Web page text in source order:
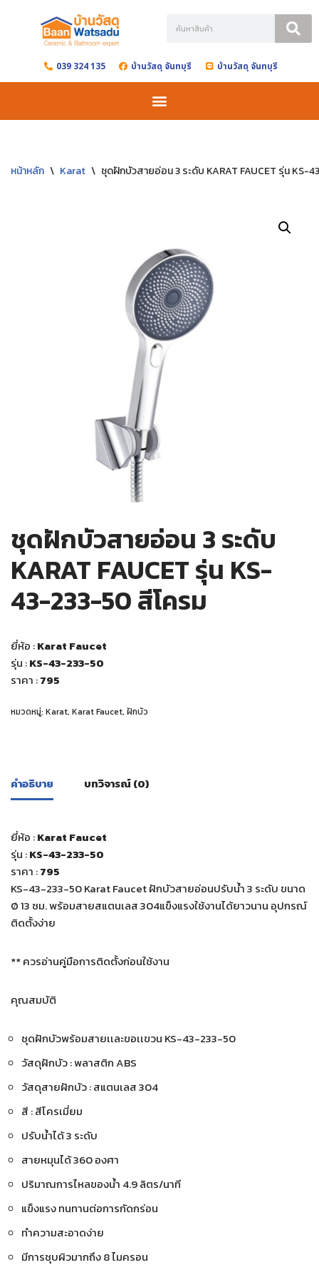
content 039 324 135 บ้านวัสดุ จันทบุรี บ้านวัสดุ จันทบุรี
หน้าหลัก \ Karat \ ชุดฝักบัวสายอ่อน 3 ระดับ KARAT FAUCET รุ่น KS-
ชุดฝักบัวสายอ่อน 3 ระดับ
KARAT FAUCET รุ่น KS-
43-233-50 สีโครม
ยี่ห้อ :Karat Faucet
รุ่น :KS-43-233-50
ราคา :795
หมวดหมู่: Karat, Karat Faucet, ฝักบัว
คำอธิบาย บทวิจารณ์ (0)
ยี่ห้อ :Karat Faucet
รุ่น :KS-43-233-50
ราคา :795
KS-43-233-50 Karat Faucet ฝักบัวสายอ่อนปรับน้ำ 3 ระดับ ขนาด
Ø 13 ซม. พร้อมสายสแตนเลส 304แข็งแรงใช้งานได้ยาวนาน อุปกรณ์
ติดตั้งง่าย
** ควรอ่านคู่มือการติดตั้งก่อนใช้งาน
คุณสมบัติ
ชุดฝักบัวพร้อมสายเเละขอเเขวน KS-43-233-50
วัสดุฝักบัว : พลาสติก ABS
วัสดุสายฝักบัว : สแตนเลส 304
สี : สีโครเมี่ยม
ปรับน้ำได้ 3 ระดับ
สายหมุนได้ 360 องศา
ปริมาณการไหลของน้ำ 4.9 ลิตร/นาที
แข็งแรง ทนทานต่อการกัดกร่อน
ทำความสะอาดง่าย
มีการชุบผิวมากถึง 8 ไมครอน